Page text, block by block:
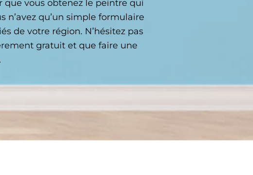
que vous obtenez le peintre qui
n’avez qu’un simple formulaire
de votre région. N’hésitez pas
gratuit et que faire une